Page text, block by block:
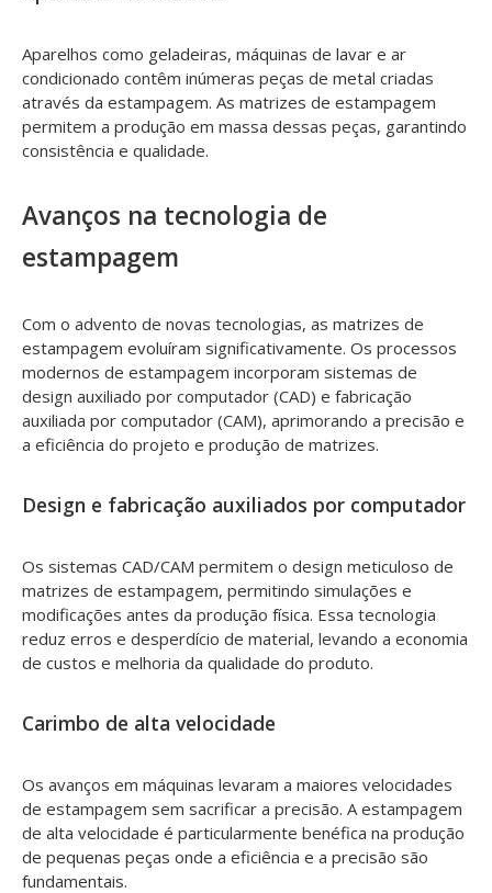
Aparelhos como geladeiras, máquinas de lavar e ar
condicionado contêm inúmeras peças de metal criadas
através da estampagem. As matrizes de estampagem
permitem a produção em massa dessas peças, garantindo
consistência e qualidade.
Avanços na tecnologia de
estampagem
Com o advento de novas tecnologias, as matrizes de
estampagem evoluíram significativamente. Os processos
modernos de estampagem incorporam sistemas de
design auxiliado por computador (CAD) e fabricação
auxiliada por computador (CAM), aprimorando a precisão e
a eficiência do projeto e produção de matrizes.
Design e fabricação auxiliados por computador
Os sistemas CAD/CAM permitem o design meticuloso de
matrizes de estampagem, permitindo simulações e
modificações antes da produção física. Essa tecnologia
reduz erros e desperdício de material, levando a economia
de custos e melhoria da qualidade do produto.
Carimbo de alta velocidade
Os avanços em máquinas levaram a maiores velocidades
de estampagem sem sacrificar a precisão. A estampagem
de alta velocidade é particularmente benéfica na produção
de pequenas peças onde a eficiência e a precisão são
fundamentais.